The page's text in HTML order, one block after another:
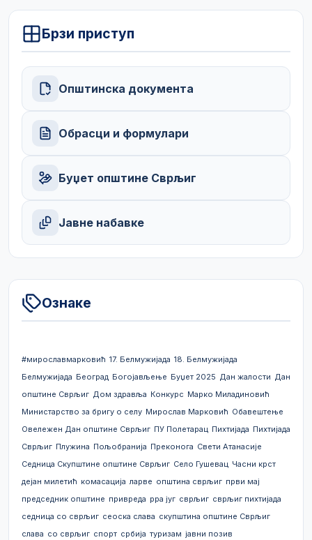
Брзи приступ
Општинска документа
Обрасци и формулари
Буџет општине Сврљиг
Јавне набавке
Ознаке
#мирославмарковић 17. Белмужијада 18. Белмужијада
Белмужијада Београд Богојављење Буџет 2025 Дан жалости Дан
општине Сврљиг Дом здравља Конкурс Марко Миладиновић
Министарство за бригу о селу Мирослав Марковић Обавештење
Овележен Дан општине Сврљиг ПУ Полетарац Пихтијада Пихтијада
Сврљиг Плужина Пољобранија Преконога Свети Атанасије
Седница Скупштине општине Сврљиг Село Гушевац Часни крст
дејан милетић комасација ларве општина сврљиг први мај
председник општине привреда рра југ сврљиг сврљиг пихтијада
седница со сврљиг сеоска слава скупштина општине Сврљиг
слава со сврљиг спорт србија туризам јавни позив